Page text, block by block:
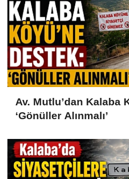
Av. Mutlu’dan Kalaba
‘Gönüller Alınmalı’